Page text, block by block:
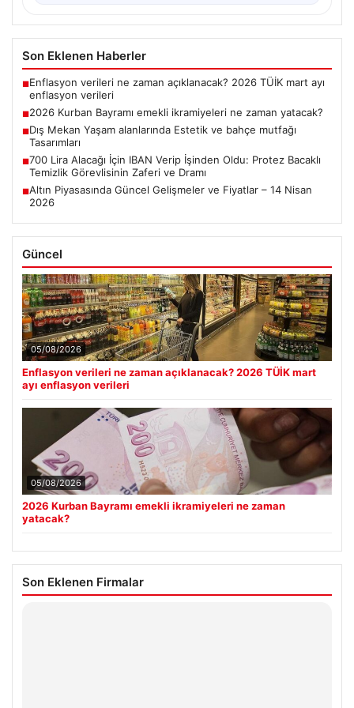
Son Eklenen Haberler
■Enflasyon verileri ne zaman açıklanacak? 2026 TÜİK mart ayı
enflasyon verileri
■2026 Kurban Bayramı emekli ikramiyeleri ne zaman yatacak?
■Dış Mekan Yaşam alanlarında Estetik ve bahçe mutfağı
Tasarımları
■700 Lira Alacağı İçin IBAN Verip İşinden Oldu: Protez Bacaklı
Temizlik Görevlisinin Zaferi ve Dramı
■Altın Piyasasında Güncel Gelişmeler ve Fiyatlar – 14 Nisan
2026
Güncel
05/08/2026
Enflasyon verileri ne zaman açıklanacak? 2026 TÜİK mart
ayı enflasyon verileri
05/08/2026
2026 Kurban Bayramı emekli ikramiyeleri ne zaman
yatacak?
Son Eklenen Firmalar